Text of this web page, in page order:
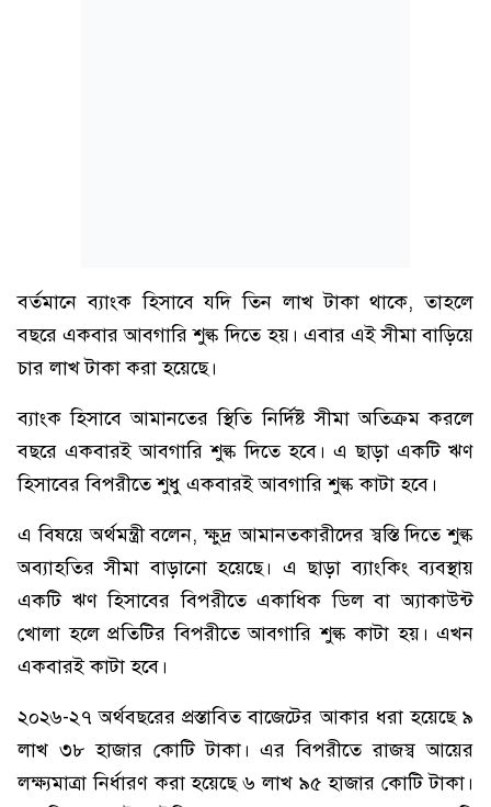
বর্তমানে ব্যাংক হিসাবে যদি তিন লাখ টাকা থাকে, তাহলে
বছরে একবার আবগারি শুল্ক দিতে হয়। এবার এই সীমা বাড়িয়ে
চার লাখ টাকা করা হয়েছে।
ব্যাংক হিসাবে আমানতের স্থিতি নির্দিষ্ট সীমা অতিক্রম করলে
বছরে একবারই আবগারি শুল্ক দিতে হবে। এ ছাড়া একটি ঋণ
হিসাবের বিপরীতে শুধু একবারই আবগারি শুল্ক কাটা হবে।
এ বিষয়ে অর্থমন্ত্রী বলেন, ক্ষুদ্র আমানতকারীদের স্বস্তি দিতে শুল্ক
অব্যাহতির সীমা বাড়ানো হয়েছে। এ ছাড়া ব্যাংকিং ব্যবস্থায়
একটি ঋণ হিসাবের বিপরীতে একাধিক ডিল বা অ্যাকাউন্ট
খোলা হলে প্রতিটির বিপরীতে আবগারি শুল্ক কাটা হয়। এখন
একবারই কাটা হবে।
২০২৬-২৭ অর্থবছরের প্রস্তাবিত বাজেটের আকার ধরা হয়েছে ৯
লাখ ৩৮ হাজার কোটি টাকা। এর বিপরীতে রাজস্ব আয়ের
লক্ষ্যমাত্রা নির্ধারণ করা হয়েছে ৬ লাখ ৯৫ হাজার কোটি টাকা।